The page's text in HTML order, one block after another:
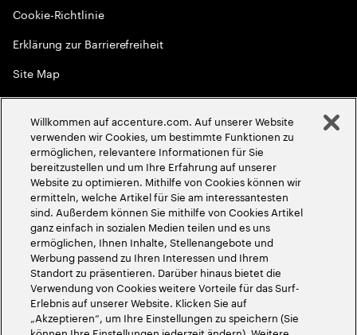
Cookie-Richtlinie
Erklärung zur Barrierefreiheit
Site Map
Globale Meritokratie
2026Accenture. Alle Rechte vorbehalten
Willkommen auf accenture.com. Auf unserer Website
verwenden wir Cookies, um bestimmte Funktionen zu
ermöglichen, relevantere Informationen für Sie
bereitzustellen und um Ihre Erfahrung auf unserer
Website zu optimieren. Mithilfe von Cookies können wir
ermitteln, welche Artikel für Sie am interessantesten
sind. Außerdem können Sie mithilfe von Cookies Artikel
ganz einfach in sozialen Medien teilen und es uns
ermöglichen, Ihnen Inhalte, Stellenangebote und
Werbung passend zu Ihren Interessen und Ihrem
Standort zu präsentieren. Darüber hinaus bietet die
Verwendung von Cookies weitere Vorteile für das Surf-
Erlebnis auf unserer Website. Klicken Sie auf
„Akzeptieren“, um Ihre Einstellungen zu speichern (Sie
können Ihre Einstellungen jederzeit ändern). Weitere